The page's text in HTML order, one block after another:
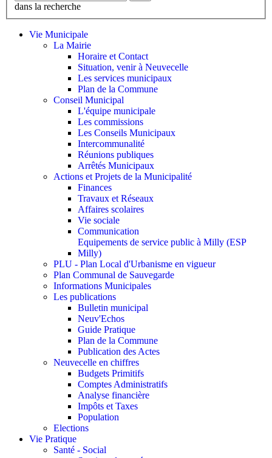
dans la recherche
Vie Municipale
La Mairie
Horaire et Contact
Situation, venir à Neuvecelle
Les services municipaux
Plan de la Commune
Conseil Municipal
L'équipe municipale
Les commissions
Les Conseils Municipaux
Intercommunalité
Réunions publiques
Arrêtés Municipaux
Actions et Projets de la Municipalité
Finances
Travaux et Réseaux
Affaires scolaires
Vie sociale
Communication
Equipements de service public à Milly (ESP
Milly)
PLU - Plan Local d'Urbanisme en vigueur
Plan Communal de Sauvegarde
Informations Municipales
Les publications
Bulletin municipal
Neuv'Echos
Guide Pratique
Plan de la Commune
Publication des Actes
Neuvecelle en chiffres
Budgets Primitifs
Comptes Administratifs
Analyse financière
Impôts et Taxes
Population
Elections
Vie Pratique
Santé - Social